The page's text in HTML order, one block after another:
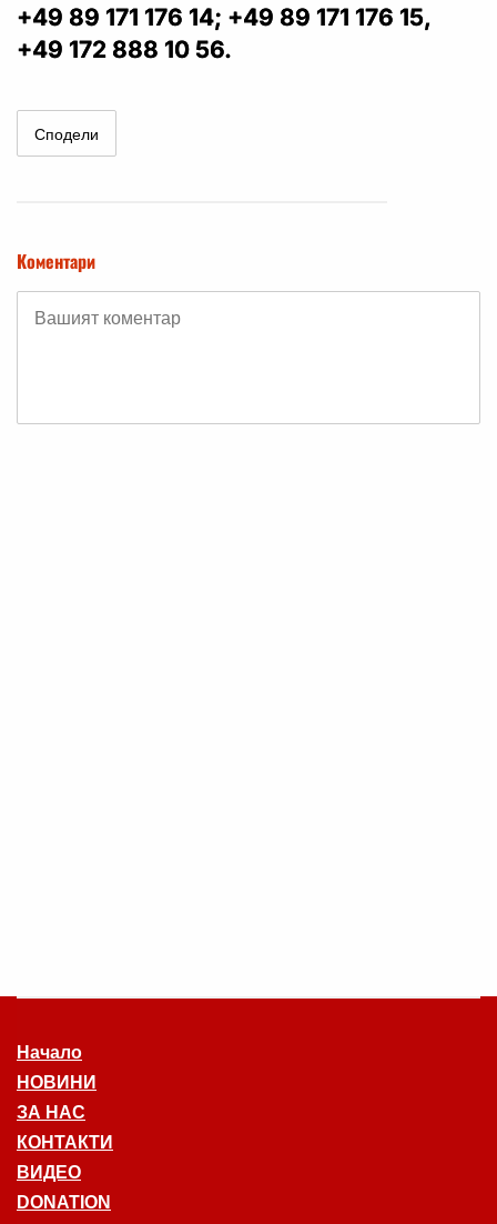
+49 89 171 176 14; +49 89 171 176 15,
+49 172 888 10 56.
Сподели
Коментари
Начало
НОВИНИ
ЗА НАС
КОНТАКТИ
ВИДЕО
DONATION